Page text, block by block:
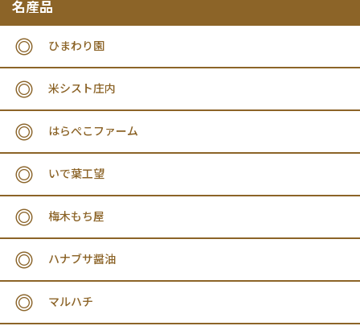
名産品
ひまわり園
米シスト庄内
はらぺこファーム
いで葉工望
梅木もち屋
ハナブサ醤油
マルハチ